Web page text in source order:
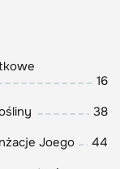
I
i my nie
tuż-tuż.
oraz
16
38
Joego
44